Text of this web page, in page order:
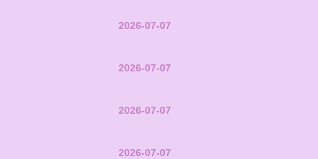
2026-07-07
2026-07-07
2026-07-07
2026-07-07